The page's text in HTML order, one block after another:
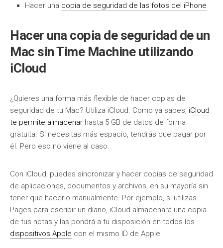
Hacer una copia de seguridad de las fotos del iPhone
Hacer una copia de seguridad de un
Mac sin Time Machine utilizando
iCloud
¿Quieres una forma más flexible de hacer copias de
seguridad de tu Mac? Utiliza iCloud. Como ya sabes, iCloud
te permite almacenar hasta 5 GB de datos de forma
gratuita. Si necesitas más espacio, tendrás que pagar por
él. Pero eso no viene al caso.
Con iCloud, puedes sincronizar y hacer copias de seguridad
de aplicaciones, documentos y archivos, en su mayoría sin
tener que hacerlo manualmente. Por ejemplo, si utilizas
Pages para escribir un diario, iCloud almacenará una copia
de tus notas y las pondrá a tu disposición en todos los
dispositivos Apple con el mismo ID de Apple.